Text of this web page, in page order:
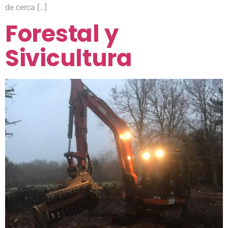
de cerca […]
Forestal y
Sivicultura